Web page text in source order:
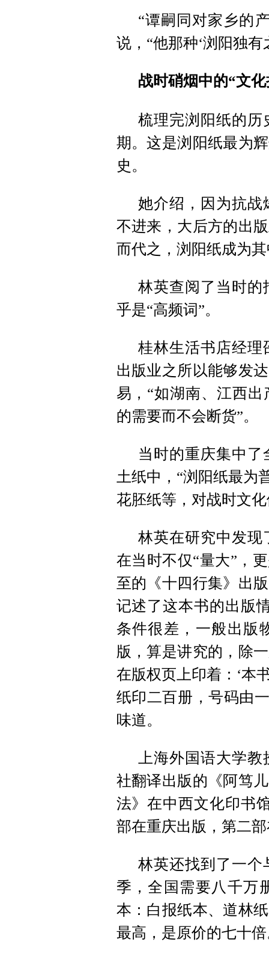
“谭嗣同对家乡的
说，“他那种‘浏阳独
战时硝烟中的“文
梳理完浏阳纸的历
期。这是浏阳纸最为
史。
她介绍，因为抗战
不进来，大后方的出
而代之，浏阳纸成为
林英查阅了当时的
乎是“高频词”。
桂林生活书店经理
出版业之所以能够发
易，“如湖南、江西
的需要而不会断货”。
当时的重庆集中
土纸中，“浏阳纸最为
花胚纸等，对战时文
林英在研究中发
在当时不仅“量大”，
至的《十四行集》出
记述了这本书的出版
条件很差，一般出版
版，算是讲究的，除
在版权页上印着：‘
纸印二百册，号码由
味道。
上海外国语大学
社翻译出版的《阿笃
法》在中西文化印书
部在重庆出版，第二
林英还找到了一
季，全国需要八千万
本：白报纸本、道林
最高，是原价的七十